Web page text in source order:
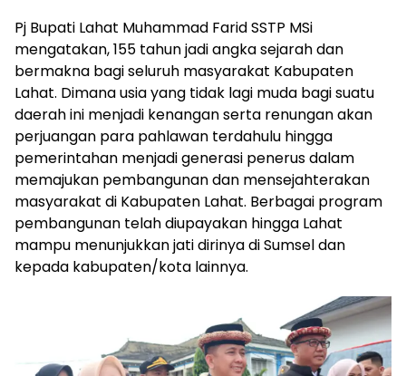
Pj Bupati Lahat Muhammad Farid SSTP MSi
mengatakan, 155 tahun jadi angka sejarah dan
bermakna bagi seluruh masyarakat Kabupaten
Lahat. Dimana usia yang tidak lagi muda bagi suatu
daerah ini menjadi kenangan serta renungan akan
perjuangan para pahlawan terdahulu hingga
pemerintahan menjadi generasi penerus dalam
memajukan pembangunan dan mensejahterakan
masyarakat di Kabupaten Lahat. Berbagai program
pembangunan telah diupayakan hingga Lahat
mampu menunjukkan jati dirinya di Sumsel dan
kepada kabupaten/kota lainnya.